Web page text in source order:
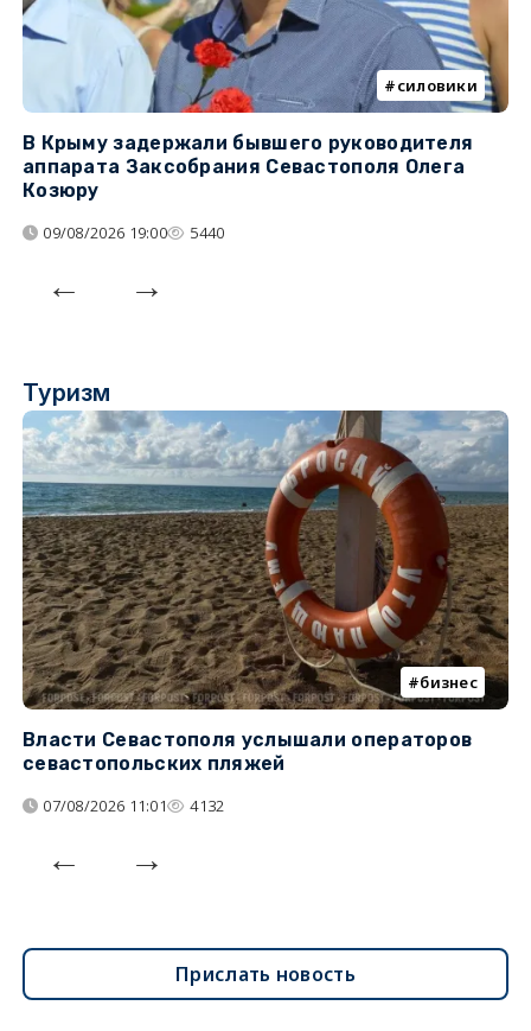
силовики
В Крыму задержали бывшего руководителя
аппарата Заксобрания Севастополя Олега
Козюру
09/08/2026 19:00 5440
Туризм
бизнес
Власти Севастополя услышали операторов
севастопольских пляжей
07/08/2026 11:01 4132
Прислать новость